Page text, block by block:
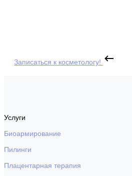
Записаться к косметологу!
Услуги
Биоармирование
Пилинги
Плацентарная терапия